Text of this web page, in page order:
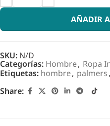
AÑADIR
SKU: N/D
Categorías: Hombre, Ropa
Etiquetas: hombre, palmers,
Share: